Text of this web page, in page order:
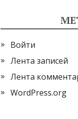
Войти
Лента записей
Лента
WordPress.org